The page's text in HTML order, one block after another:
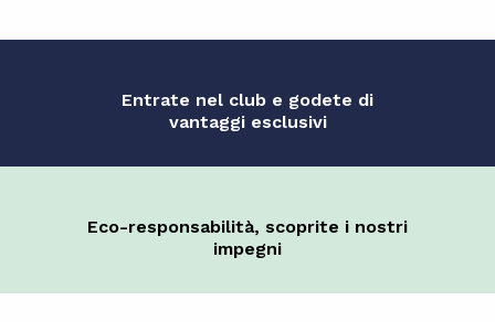
Entrate nel club e godete di
vantaggi esclusivi
Eco-responsabilità, scoprite i nostri
impegni